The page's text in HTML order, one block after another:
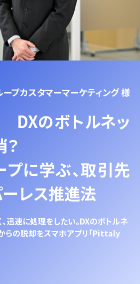
プカスタマーマーケティング 様
DXのボトルネッ
？
に学ぶ、取引先
レス推進法
迅速に処理をしたい。DXのボトルネ
らの脱却をスマホアプリ「Pittaly